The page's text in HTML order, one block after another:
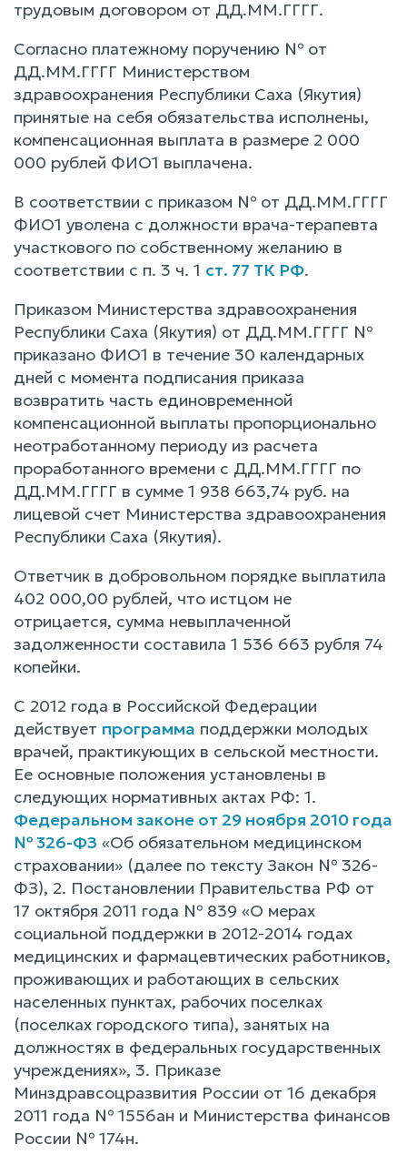
трудовым договором от ДД.ММ.ГГГГ.
Согласно платежному поручению № от
ДД.ММ.ГГГГ Министерством
здравоохранения Республики Саха (Якутия)
принятые на себя обязательства исполнены,
компенсационная выплата в размере 2 000
000 рублей ФИО1 выплачена.
В соответствии с приказом № от ДД.ММ.ГГГГ
ФИО1 уволена с должности врача-терапевта
участкового по собственному желанию в
соответствии с п. 3 ч. 1 ст. 77 ТК РФ.
Приказом Министерства здравоохранения
Республики Саха (Якутия) от ДД.ММ.ГГГГ №
приказано ФИО1 в течение 30 календарных
дней с момента подписания приказа
возвратить часть единовременной
компенсационной выплаты пропорционально
неотработанному периоду из расчета
проработанного времени с ДД.ММ.ГГГГ по
ДД.ММ.ГГГГ в сумме 1 938 663,74 руб. на
лицевой счет Министерства здравоохранения
Республики Саха (Якутия).
Ответчик в добровольном порядке выплатила
402 000,00 рублей, что истцом не
отрицается, сумма невыплаченной
задолженности составила 1 536 663 рубля 74
копейки.
С 2012 года в Российской Федерации
действует программа поддержки молодых
врачей, практикующих в сельской местности.
Ее основные положения установлены в
следующих нормативных актах РФ: 1.
Федеральном законе от 29 ноября 2010 года
№ 326-ФЗ «Об обязательном медицинском
страховании» (далее по тексту Закон № 326-
ФЗ), 2. Постановлении Правительства РФ от
17 октября 2011 года № 839 «О мерах
социальной поддержки в 2012-2014 годах
медицинских и фармацевтических работников,
проживающих и работающих в сельских
населенных пунктах, рабочих поселках
(поселках городского типа), занятых на
должностях в федеральных государственных
учреждениях», 3. Приказе
Минздравсоцразвития России от 16 декабря
2011 года № 1556ан и Министерства финансов
России № 174н.